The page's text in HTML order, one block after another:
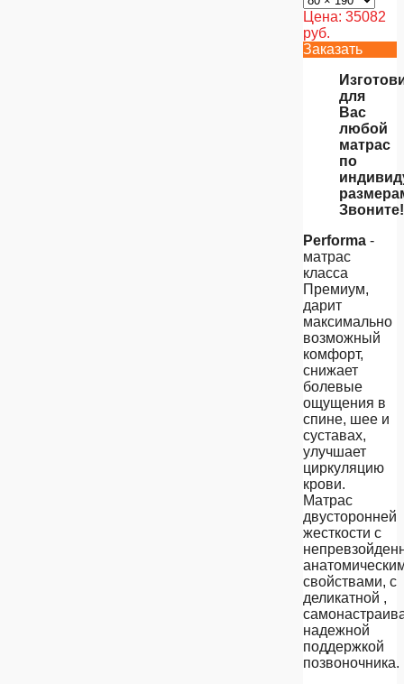
Цена: 35082
руб.
Заказать
для
Вас
любой
матрас
по
Звоните!
Performa -
матрас
класса
Премиум,
дарит
максимально
возможный
комфорт,
снижает
болевые
ощущения в
спине, шее и
суставах,
улучшает
циркуляцию
крови.
Матрас
двусторонней
жесткости с
свойствами, с
деликатной ,
надежной
поддержкой
позвоночника.